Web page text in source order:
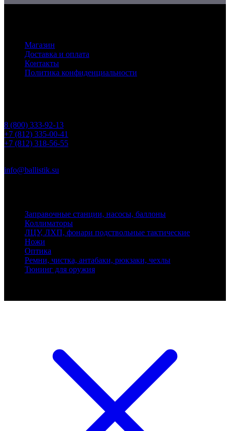
Магазин
Доставка и оплата
Контакты
Политика конфиденциальности
8 (800) 333-92-13
+7 (812) 335-00-41
+7 (812) 318-56-55
info@ballistik.su
Заправочные станции, насосы, баллоны
Коллиматоры
ЛЦУ, ЛХП, фонари подствольные тактические
Ножи
Оптика
Ремни, чистка, антабаки, рюкзаки, чехлы
Тюнинг для оружия